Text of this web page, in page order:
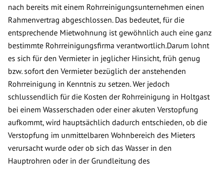
nach bereits mit einem Rohrreinigungsunternehmen einen
Rahmenvertrag abgeschlossen. Das bedeutet, für die
entsprechende Mietwohnung ist gewöhnlich auch eine ganz
bestimmte Rohrreinigungsfirma verantwortlich.Darum lohnt
es sich für den Vermieter in jeglicher Hinsicht, früh genug
bzw. sofort den Vermieter bezüglich der anstehenden
Rohrreinigung in Kenntnis zu setzen. Wer jedoch
schlussendlich für die Kosten der Rohrreinigung in Holtgast
bei einem Wasserschaden oder einer akuten Verstopfung
aufkommt, wird hauptsächlich dadurch entschieden, ob die
Verstopfung im unmittelbaren Wohnbereich des Mieters
verursacht wurde oder ob sich das Wasser in den
Hauptrohren oder in der Grundleitung des